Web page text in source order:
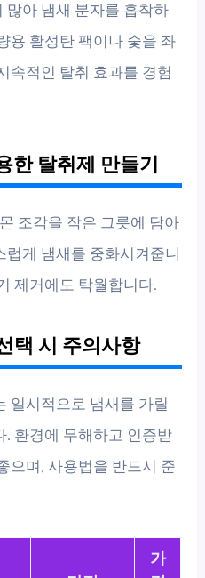
많아 냄새 분자를 흡착하
용 활성탄 팩이나 숯을 좌
속적인 탈취 효과를 경험
한 탈취제 만들기
조각을 작은 그릇에 담아
게 냄새를 중화시켜줍니
제거에도 탁월합니다.
택 시 주의사항
일시적으로 냄새를 가릴
. 환경에 무해하고 인증받
으며, 사용법을 반드시 준
가